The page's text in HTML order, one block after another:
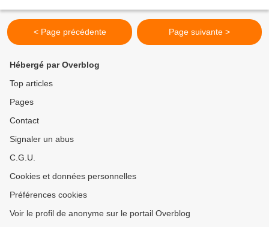
< Page précédente Page suivante >
Hébergé par Overblog
Top articles
Pages
Contact
Signaler un abus
C.G.U.
Cookies et données personnelles
Préférences cookies
Voir le profil de anonyme sur le portail Overblog